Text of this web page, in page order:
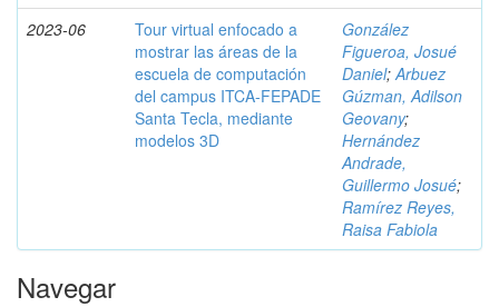
2023-06
Tour virtual enfocado a
mostrar las áreas de la
escuela de computación
del campus ITCA-FEPADE
Santa Tecla, mediante
modelos 3D
González
Figueroa, Josué
Daniel;Arbuez
Gúzman, Adilson
Geovany;
Hernández
Andrade,
Guillermo Josué;
Ramírez Reyes,
Raisa Fabiola
Navegar